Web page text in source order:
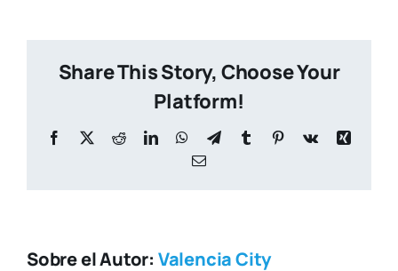
Share This Story, Choose Your
Platform!
Facebook
X RedditLinkedInWhatsApp
TelegramTumblr Pinterest
Vk
Xing
Correo
Sobre el Autor: Valencia City